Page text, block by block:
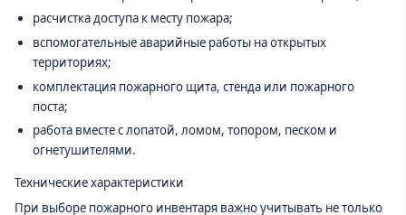
расчистка доступа к месту пожара;
вспомогательные аварийные работы на открытых
территориях;
комплектация пожарного щита, стенда или пожарного
поста;
работа вместе с лопатой, ломом, топором, песком и
огнетушителями.
Технические характеристики
При выборе пожарного инвентаря важно учитывать не только